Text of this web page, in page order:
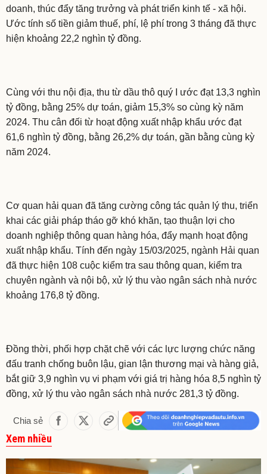
doanh, thúc đẩy tăng trưởng và phát triển kinh tế - xã hội.
Ước tính số tiền giảm thuế, phí, lệ phí trong 3 tháng đã thực
hiện khoảng 22,2 nghìn tỷ đồng.
Cùng với thu nội địa, thu từ dầu thô quý I ước đạt 13,3 nghìn
tỷ đồng, bằng 25% dự toán, giảm 15,3% so cùng kỳ năm
2024. Thu cân đối từ hoạt động xuất nhập khẩu ước đạt
61,6 nghìn tỷ đồng, bằng 26,2% dự toán, gần bằng cùng kỳ
năm 2024.
Cơ quan hải quan đã tăng cường công tác quản lý thu, triển
khai các giải pháp tháo gỡ khó khăn, tạo thuận lợi cho
doanh nghiệp thông quan hàng hóa, đẩy mạnh hoạt động
xuất nhập khẩu. Tính đến ngày 15/03/2025, ngành Hải quan
đã thực hiện 108 cuộc kiểm tra sau thông quan, kiểm tra
chuyên ngành và nội bộ, xử lý thu vào ngân sách nhà nước
khoảng 176,8 tỷ đồng.
Đồng thời, phối hợp chặt chẽ với các lực lượng chức năng
đấu tranh chống buôn lậu, gian lận thương mại và hàng giả,
bắt giữ 3,9 nghìn vụ vi phạm với giá trị hàng hóa 8,5 nghìn tỷ
đồng, xử lý thu vào ngân sách nhà nước 281,3 tỷ đồng.
Chia sẻ
Xem nhiều